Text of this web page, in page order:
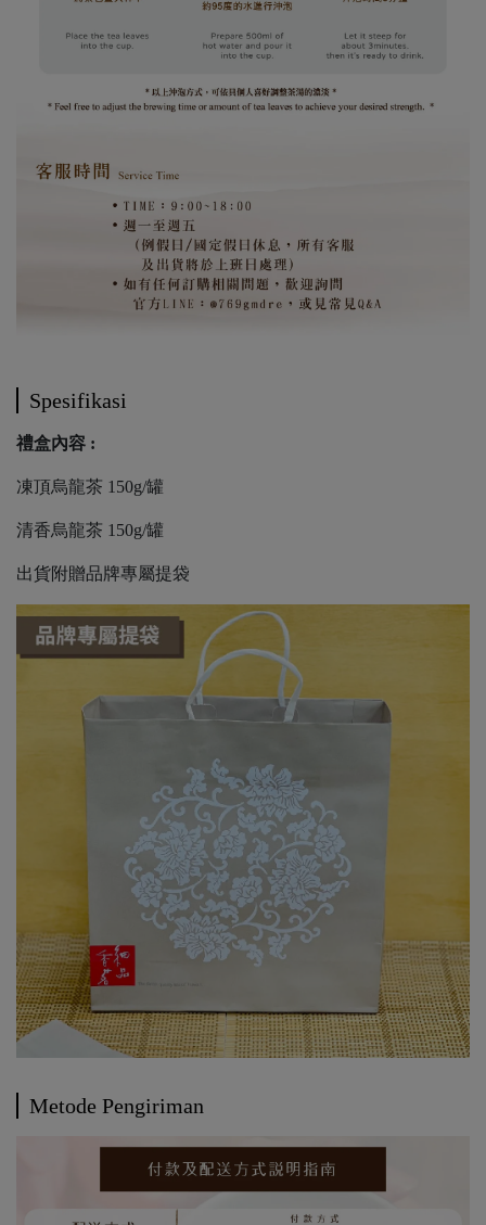
Spesifikasi
禮盒內容 :
凍頂烏龍茶 150g/罐
清香烏龍茶 150g/罐
出貨附贈品牌專屬提袋
Metode Pengiriman